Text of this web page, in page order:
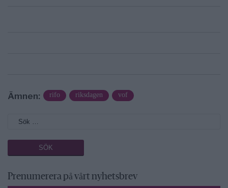
Ämnen: rifo riksdagen vof
Prenumerera på vårt nyhetsbrev